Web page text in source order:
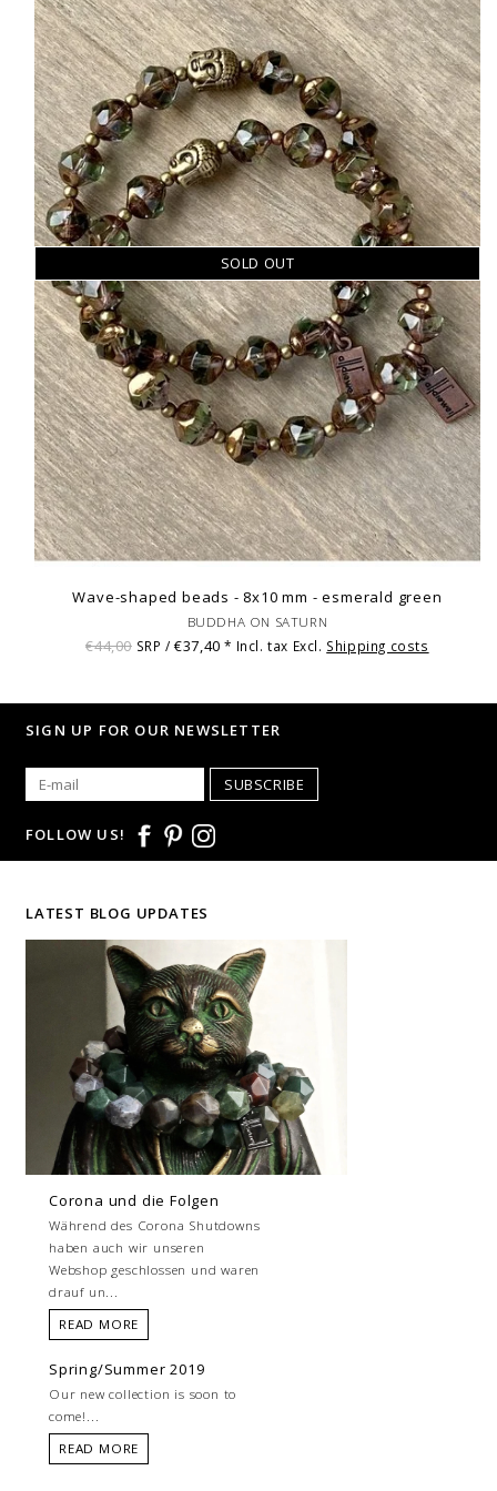
SOLD OUT
Wave-shaped beads - 8x10 mm - esmerald green
BUDDHA ON SATURN
€44,00 SRP / €37,40* Incl. tax Excl. Shipping costs
SIGN UP FOR OUR NEWSLETTER
SUBSCRIBE
FOLLOW US!
LATEST BLOG UPDATES
Corona und die Folgen
Während des Corona Shutdowns
haben auch wir unseren
Webshop geschlossen und waren
drauf un...
READ MORE
Spring/Summer 2019
Our new collection is soon to
come!...
READ MORE